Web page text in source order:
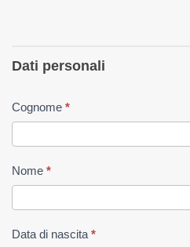
Selezioni
ICT 24-
26 -
Dati personali
Cognome *
Nome *
Data di nascita *